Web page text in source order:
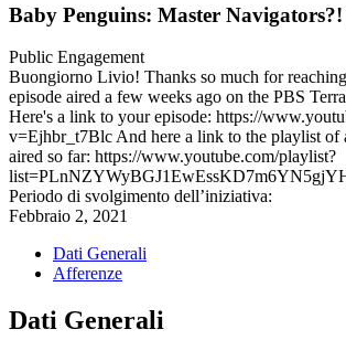
Baby Penguins: Master
Public Engagement
Buongiorno Livio! Thanks so much for
episode aired a few weeks ago on the PBS
Here's a link to your episode: https://
v=Ejhbr_t7Blc And here a link to the playlist of
aired so far: https://www.youtube.com/playlist?
Periodo di svolgimento dell’iniziativa:
Febbraio 2, 2021
Dati Generali
Afferenze
Dati Generali